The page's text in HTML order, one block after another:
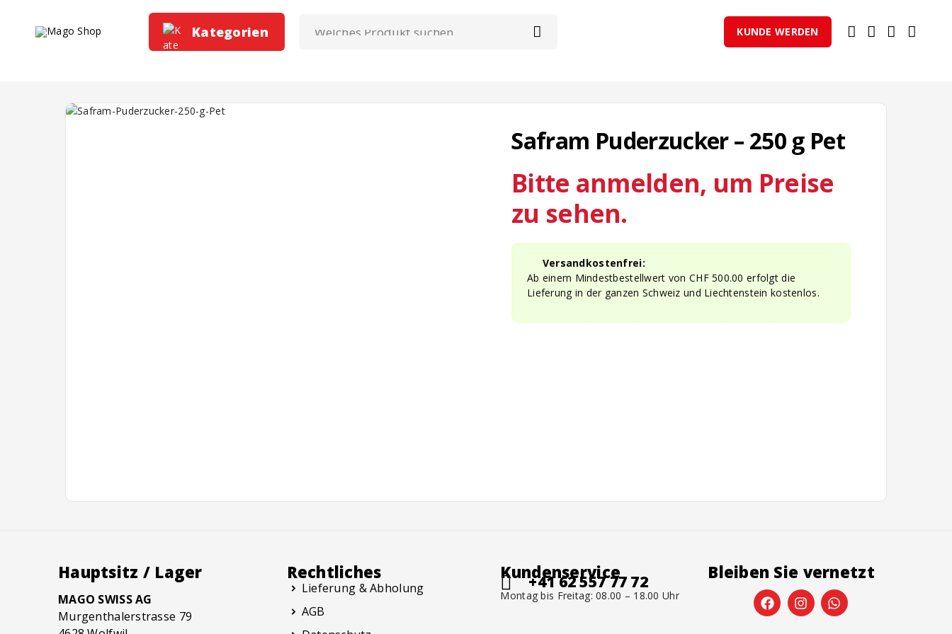
Kategorien KUNDE WERDEN
Safram Puderzucker – 250 g Pet
Bitte anmelden, um Preise
zu sehen.
Versandkostenfrei:
Ab einem Mindestbestellwert von CHF 500.00 erfolgt die
Lieferung in der ganzen Schweiz und Liechtenstein kostenlos.
Hauptsitz / Lager
MAGO SWISS AG
Murgenthalerstrasse 79
Rechtliches
Lieferung & Abholung
AGB
Kundenservice
+41 62 557 77 72
Montag bis Freitag: 08.00 – 18.00 Uhr
Bleiben Sie vernetzt